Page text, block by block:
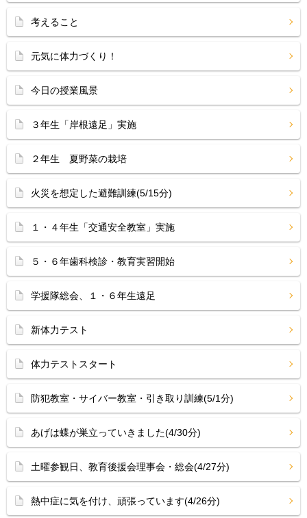
考えること
元気に体力づくり！
今日の授業風景
３年生「岸根遠足」実施
２年生 夏野菜の栽培
火災を想定した避難訓練(5/15分)
１・４年生「交通安全教室」実施
５・６年歯科検診・教育実習開始
学援隊総会、１・６年生遠足
新体力テスト
体力テストスタート
防犯教室・サイバー教室・引き取り訓練(5/1分)
あげは蝶が巣立っていきました(4/30分)
土曜参観日、教育後援会理事会・総会(4/27分)
熱中症に気を付け、頑張っています(4/26分)